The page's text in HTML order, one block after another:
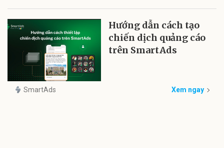
Hướng dẫn cách tạo
chiến dịch quảng cáo
trên SmartAds
SmartAds Xem ngay